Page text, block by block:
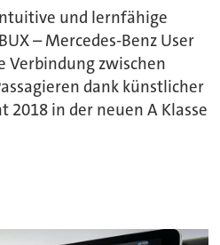
und lernfähige
– Mercedes-Benz User
Verbindung zwischen
dank künstlicher
2018 in der neuen A Klasse